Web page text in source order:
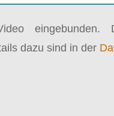
dazu sind in der